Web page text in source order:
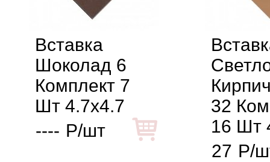
Вставка
Шоколад 6
Комплект 7
Шт 4.7x4.7
---- Р/шт
32
16 Шт
27 Р/